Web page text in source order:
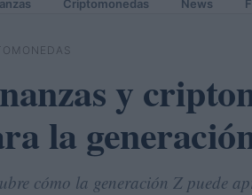
Criptomonedas News
y
la
cómo la generación Z puede